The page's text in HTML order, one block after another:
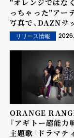
"オレンジではな
っちゃった"アー
写真で、DAZNサ
盛り上げる！ さら
一部が視聴できる
ッカーアンセム
が、YouTubeに公
のタイトルは「
リリース情報
ORANGE RANGE 映
『アギトー超能力
主題歌「ドラマテ